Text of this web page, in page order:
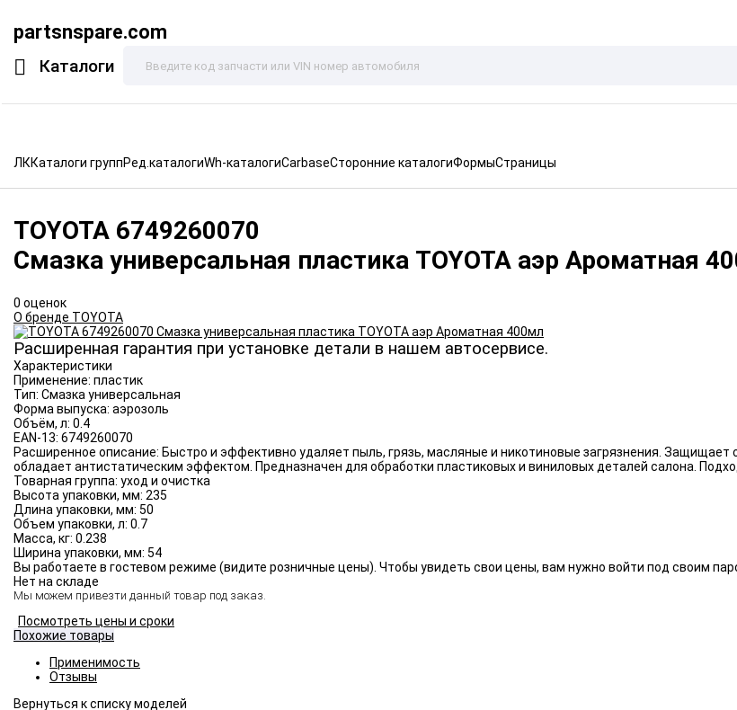
partsnspare.com
Каталоги
ЛККаталоги группРед.каталогиWh-каталогиCarbaseСторонние каталогиФормыСтраницы
TOYOTA 6749260070
Смазка универсальная пластика TOYOTA аэр Ароматная
0 оценок
О бренде TOYOTA
Расширенная гарантия при установке детали в нашем автосервисе.
Характеристики
Применение: пластик
Тип: Смазка универсальная
Форма выпуска: аэрозоль
Объём, л: 0.4
EAN-13: 6749260070
Расширенное описание: Быстро и эффективно удаляет пыль, грязь, масляные и никотиновые загрязнения. Защищает
обладает антистатическим эффектом. Предназначен для обработки пластиковых и виниловых деталей салона.
Товарная группа: уход и очистка
Высота упаковки, мм: 235
Длина упаковки, мм: 50
Объем упаковки, л: 0.7
Масса, кг: 0.238
Ширина упаковки, мм: 54
Вы работаете в гостевом режиме (видите розничные цены). Чтобы увидеть свои цены, вам нужно войти под своим
Нет на складе
Мы можем привезти данный товар под заказ.
Посмотреть цены и сроки
Похожие товары
Применимость
Отзывы